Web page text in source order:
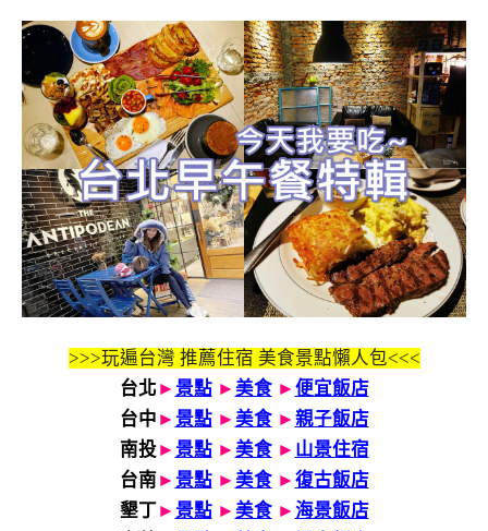
>>>玩遍台灣 推薦住宿 美食景點懶人包<<<
台北 ► 景點 ► 美食► 便宜飯店
台中 ► 景點 ► 美食► 親子飯店
南投► 景點 ► 美食► 山景住宿
台南► 景點 ► 美食► 復古飯店
墾丁► 景點 ► 美食► 海景飯店